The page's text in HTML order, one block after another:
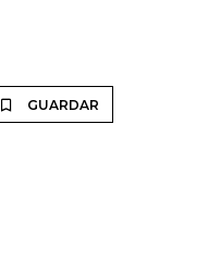
GUARDAR